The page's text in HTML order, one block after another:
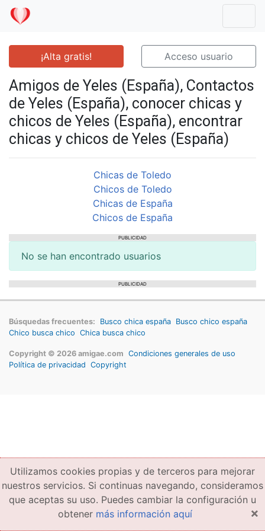
¡Alta gratis! Acceso usuario
Amigos de Yeles (España), Contactos
de Yeles (España), conocer chicas y
chicos de Yeles (España), encontrar
chicas y chicos de Yeles (España)
Chicas de Toledo
Chicos de Toledo
Chicas de España
Chicos de España
PUBLICIDAD
No se han encontrado usuarios
PUBLICIDAD
Búsquedas frecuentes: Busco chica españa Busco chico españa
Chico busca chico Chica busca chico
Copyright © 2026 amigae.com Condiciones generales de uso
Política de privacidad Copyright
Utilizamos cookies propias y de terceros para mejorar
nuestros servicios. Si continuas navegando, consideramos
que aceptas su uso. Puedes cambiar la configuración u
obtener más información aquí ×